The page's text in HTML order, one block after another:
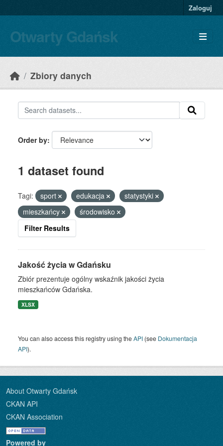
Zaloguj
Otwarty Gdańsk
Zbiory danych
Order by
1 dataset found
Tagi: sport edukacja
statystyki
mieszkańcy
środowisko
Filter Results
Jakość życia w Gdańsku
Zbiór prezentuje ogólny wskaźnik jakości życia
mieszkańców Gdańska.
XLSX
You can also access this registry using theAPI (see Dokumentacja
API).
About Otwarty Gdańsk
CKAN API
CKAN Association
Powered by